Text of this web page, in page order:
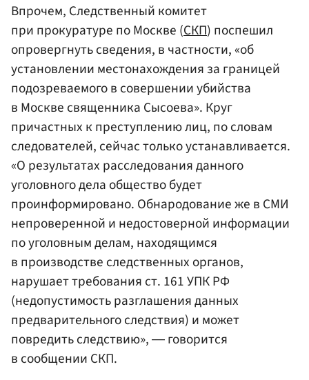
Впрочем, Следственный комитет
при прокуратуре по Москве (СКП) поспешил
опровергнуть сведения, в частности, «об
установлении местонахождения за границей
подозреваемого в совершении убийства
в Москве священника Сысоева». Круг
причастных к преступлению лиц, по словам
следователей, сейчас только устанавливается.
«О результатах расследования данного
уголовного дела общество будет
проинформировано. Обнародование же в СМИ
непроверенной и недостоверной информации
по уголовным делам, находящимся
в производстве следственных органов,
нарушает требования ст. 161 УПК РФ
(недопустимость разглашения данных
предварительного следствия) и может
повредить следствию», ― говорится
в сообщении СКП.